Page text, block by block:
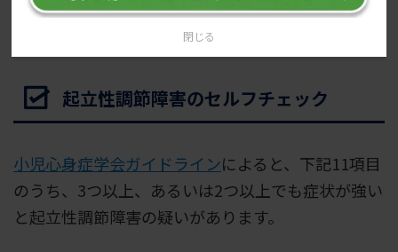
閉じる
起立性調節障害のセルフチェック
小児心身症学会ガイドラインによると、下記11項目
のうち、3つ以上、あるいは2つ以上でも症状が強い
と起立性調節障害の疑いがあります。